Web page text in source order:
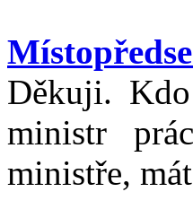
Děkuji.
ministr
ministře,